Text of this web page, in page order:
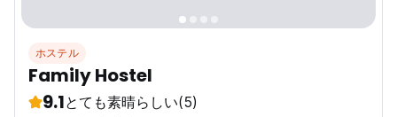
ホステル
Family Hostel
9.1とても素晴らしい(5)